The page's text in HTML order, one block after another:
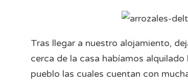
Tras llegar a nuestro alojamiento,
cerca de la casa habíamos
pueblo las cuales cuentan con